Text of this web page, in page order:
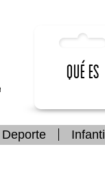
Qué es
Deporte